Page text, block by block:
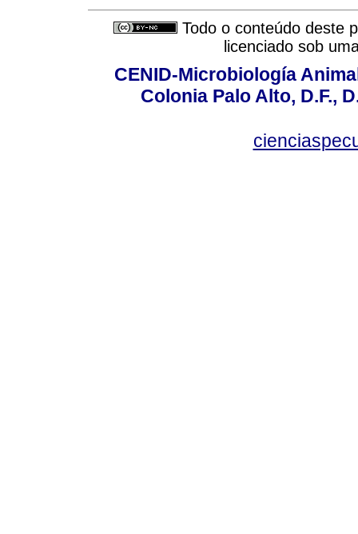
Todo o conteúdo deste
licenciado sob
CENID-Microbiología
Colonia Palo Alto, D.F.,